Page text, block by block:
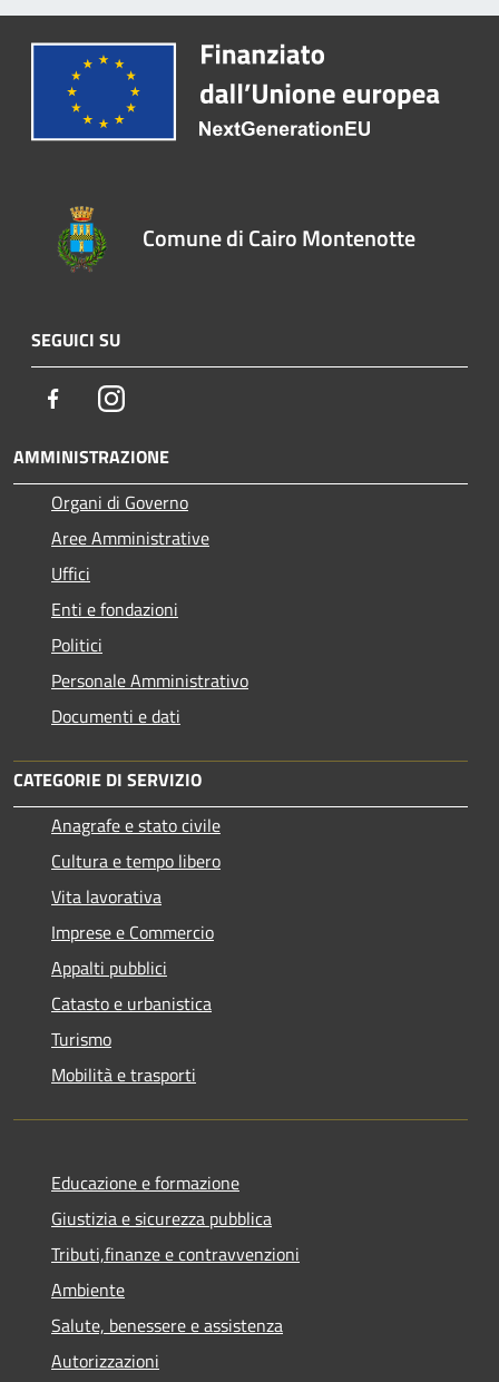
Comune di Cairo Montenotte
SEGUICI SU
FacebookInstagram
AMMINISTRAZIONE
Organi di Governo
Aree Amministrative
Uffici
Enti e fondazioni
Politici
Personale Amministrativo
Documenti e dati
CATEGORIE DI SERVIZIO
Anagrafe e stato civile
Cultura e tempo libero
Vita lavorativa
Imprese e Commercio
Appalti pubblici
Catasto e urbanistica
Turismo
Mobilità e trasporti
Educazione e formazione
Giustizia e sicurezza pubblica
Tributi,finanze e contravvenzioni
Ambiente
Salute, benessere e assistenza
Autorizzazioni